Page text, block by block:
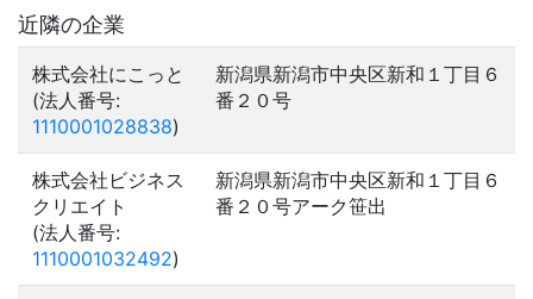
近隣の企業
株式会社にこっと
(法人番号:
1110001028838)
新潟県新潟市中央区新和１丁目６
番２０号
株式会社ビジネス
クリエイト
(法人番号:
1110001032492)
新潟県新潟市中央区新和１丁目６
番２０号アーク笹出